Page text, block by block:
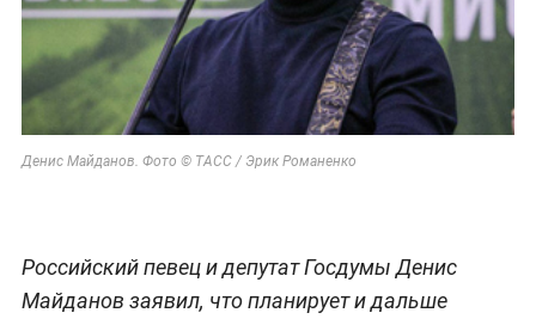
Денис Майданов. Фото © ТАСС / Эрик Романенко
Российский певец и депутат Госдумы Денис
Майданов заявил, что планирует и дальше